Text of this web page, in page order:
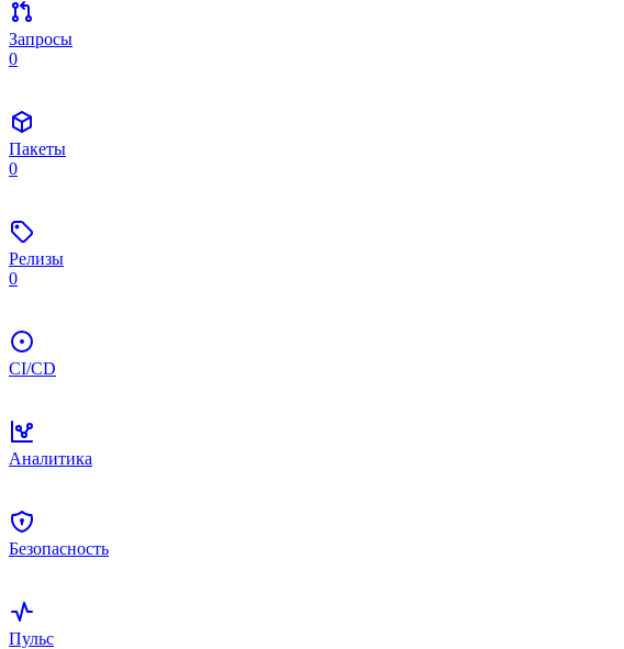
Запросы
0
Пакеты
0
Релизы
0
CI/CD
Аналитика
Безопасность
Пульс